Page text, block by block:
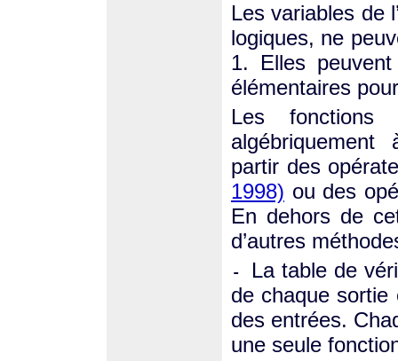
Les variables de
logiques, ne
1. Elles
élémentaires
Les fonctions
algébriquement
partir des
1998) ou des
En dehors de
d’autres
- La table de
de chaque
des entrées.
une seule